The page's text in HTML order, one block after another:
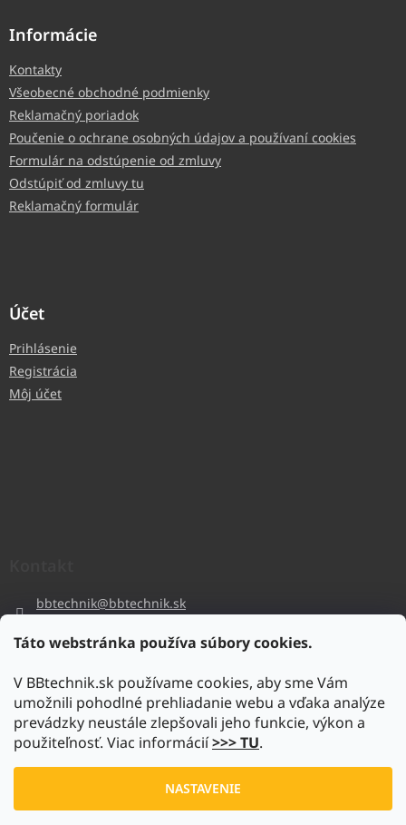
Táto webstránka používa súbory cookies.
V BBtechnik.sk používame cookies, aby sme Vám
umožnili pohodlné prehliadanie webu a vďaka analýze
prevádzky neustále zlepšovali jeho funkcie, výkon a
použiteľnosť. Viac informácií>>> TU.
NASTAVENIE
Informácie
Kontakty
Všeobecné obchodné podmienky
Reklamačný poriadok
Poučenie o ochrane osobných údajov a používaní cookies
Formulár na odstúpenie od zmluvy
Odstúpiť od zmluvy tu
Reklamačný formulár
Účet
Prihlásenie
Registrácia
Môj účet
bbtechnik@bbtechnik.sk
bbtechnik
https://www.youtube.com/@bb-techniks.r.o.7746